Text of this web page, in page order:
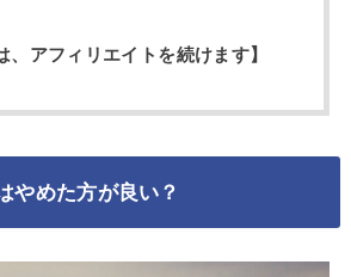
、アフィリエイトを続けます】
やめた方が良い？